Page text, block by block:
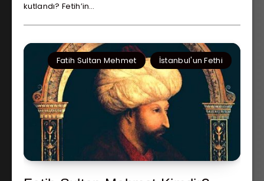
kutlandı? Fetih’in…
Fatih Sultan Mehmet İstanbul'un Fethi